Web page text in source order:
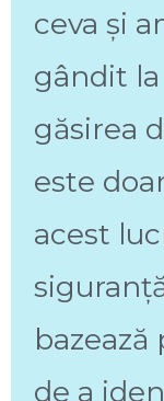
ceva și
gândit la
găsirea
este
acest
de a